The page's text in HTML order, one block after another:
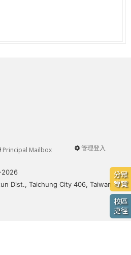
分眾
導覽
校區
捷徑
User
管理登入
Principal Mailbox
2026
Dist., Taichung City 406, Taiwan